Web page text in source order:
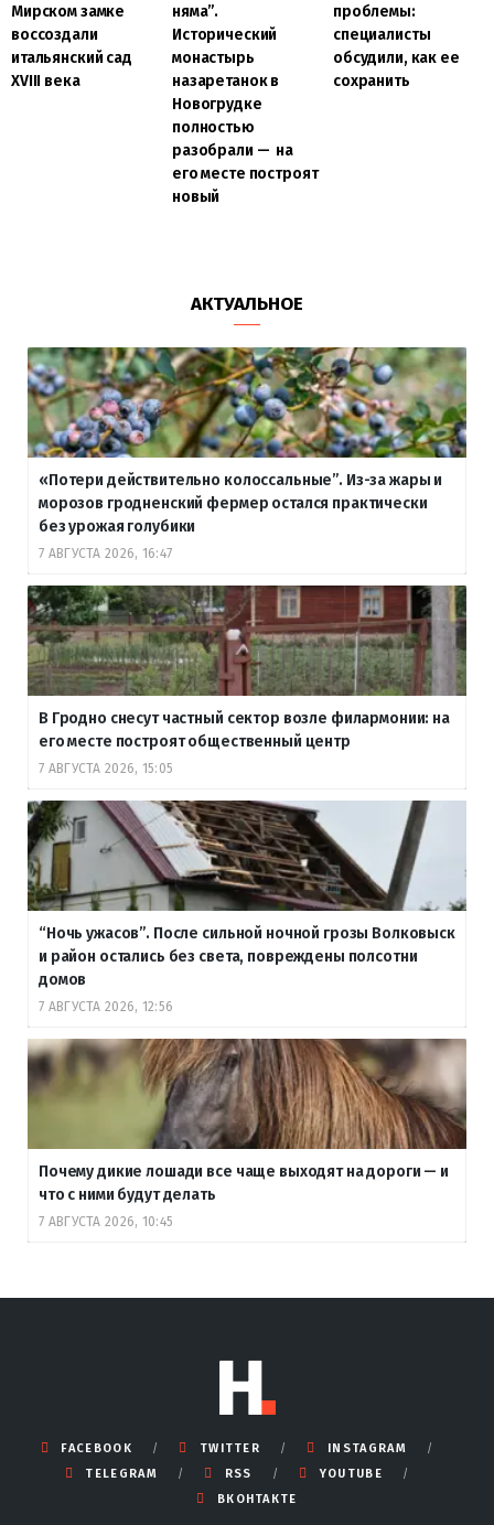
Мирском замке
воссоздали
итальянский сад
XVIII века
няма”.
Исторический
монастырь
назаретанок в
Новогрудке
полностью
разобрали — на
его месте построят
новый
проблемы:
специалисты
обсудили, как ее
сохранить
АКТУАЛЬНОЕ
«Потери действительно колоссальные”. Из-за жары и
морозов гродненский фермер остался практически
без урожая голубики
7 АВГУСТА 2026, 16:47
В Гродно снесут частный сектор возле филармонии: на
его месте построят общественный центр
7 АВГУСТА 2026, 15:05
“Ночь ужасов”. После сильной ночной грозы Волковыск
и район остались без света, повреждены полсотни
домов
7 АВГУСТА 2026, 12:56
Почему дикие лошади все чаще выходят на дороги — и
что с ними будут делать
7 АВГУСТА 2026, 10:45
FACEBOOK TWITTER
INSTAGRAM
TELEGRAM
RSS
YOUTUBE
ВКОНТАКТЕ